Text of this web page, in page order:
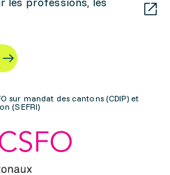
sur mandat des cantons (CDIP) et
(SEFRI)